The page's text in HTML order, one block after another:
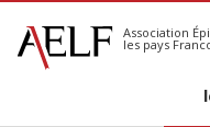
S'abonner
Calendrier
Association
les pays